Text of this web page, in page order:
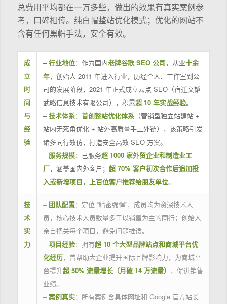
总费用平均都在一万多些，做出的效果有真实案例参
考，口碑相传。纯白帽整站优化模式；优化的网站不
含有任何黑帽手法，安全有效。
成
立
时
间
与
经
验
–行业地位：作为国内老牌谷歌 SEO 公司，从业十余
年，创始人 2011 年进入行业，历经个人、工作室到公
司的发展阶段，2021 年正式成立云点 SEO（宿迁文韬
武略信息技术有限公司），积累超 10 年实战经验。
–技术体系： 首创整站优化体系（营销型独立站建站 +
站内无死角优化 + 站外高质量手工外链），该策略引发
诸多同行效仿，打造安全高效 SEO 方案。
– 服务规模：已服务超 1000 家外贸企业和制造业工
厂，涵盖国内外客户； 超 70% 客户初次合作后追加投
入或新增项目， 上百位客户推荐给朋友单位。
技
术
实
力
– 团队配置：定位 “精密强悍”，成员均为资深技术人
员，核心技术人员数量多于以销售为主的同行；创始人
亲自把关每个项目，避免问题推诿。
– 项目经验：拥有超 10 个大型品牌站点和商城平台优
化经历，曾帮助大企业提升国际品牌影响力，为商城平
台提升超 50% 流量增长（月破 14 万流量） ，促进销售
业绩。
– 案例真实：所有案例含具体网址和 Google 官方站长